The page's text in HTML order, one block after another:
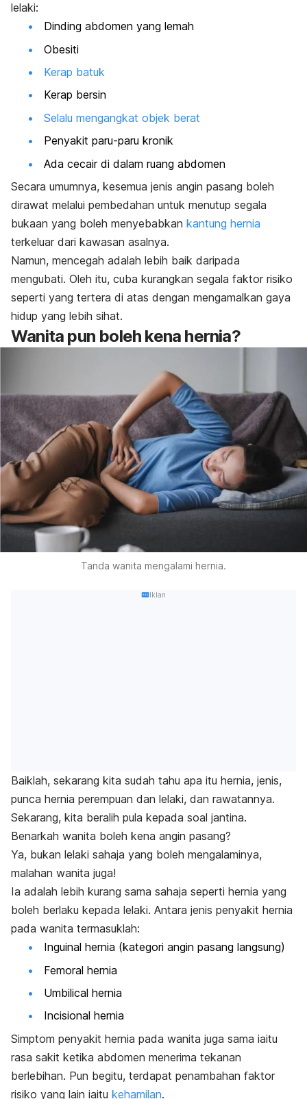
lelaki:
Dinding abdomen yang lemah
Obesiti
Kerap batuk
Kerap bersin
Selalu mengangkat objek berat
Penyakit paru-paru kronik
Ada cecair di dalam ruang abdomen
Secara umumnya, kesemua jenis angin pasang boleh
dirawat melalui pembedahan untuk menutup segala
bukaan yang boleh menyebabkan kantung hernia
terkeluar dari kawasan asalnya.
Namun, mencegah adalah lebih baik daripada
mengubati. Oleh itu, cuba kurangkan segala faktor risiko
seperti yang tertera di atas dengan mengamalkan gaya
hidup yang lebih sihat.
Wanita pun boleh kena hernia?
Tanda wanita mengalami hernia.
Iklan
Baiklah, sekarang kita sudah tahu apa itu hernia, jenis,
punca hernia perempuan dan lelaki, dan rawatannya.
Sekarang, kita beralih pula kepada soal jantina.
Benarkah wanita boleh kena angin pasang?
Ya, bukan lelaki sahaja yang boleh mengalaminya,
malahan wanita juga!
Ia adalah lebih kurang sama sahaja seperti hernia yang
boleh berlaku kepada lelaki. Antara jenis penyakit hernia
pada wanita termasuklah:
Inguinal hernia (kategori angin pasang langsung)
Femoral hernia
Umbilical hernia
Incisional hernia
Simptom penyakit hernia pada wanita juga sama iaitu
rasa sakit ketika abdomen menerima tekanan
berlebihan. Pun begitu, terdapat penambahan faktor
risiko yang lain iaitu kehamilan.